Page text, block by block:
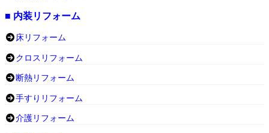
■ 内装リフォーム
床リフォーム
クロスリフォーム
断熱リフォーム
手すりリフォーム
介護リフォーム